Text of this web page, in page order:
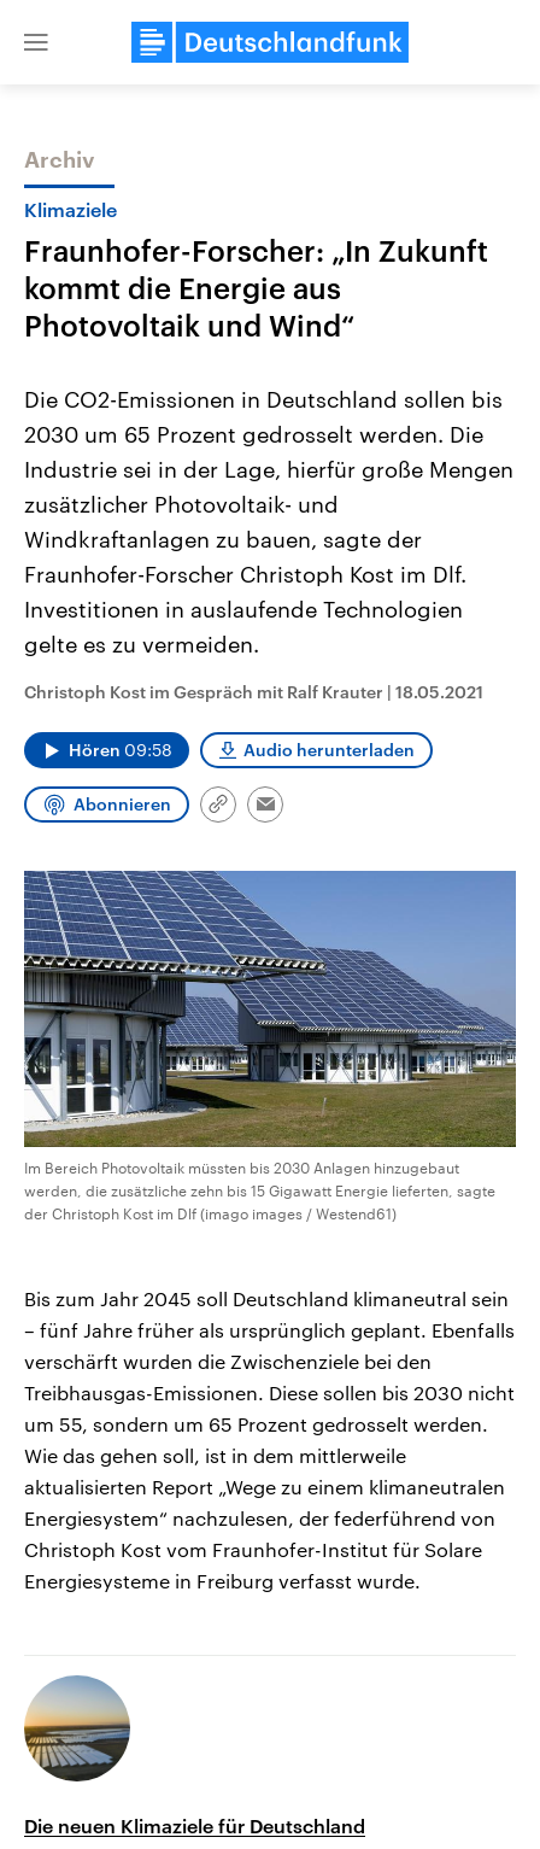
Close
Themen
2026
Alle Informationen
Sachsen-Anhalt wählt am 6.
September 2026 einen neuen
Landtag. Seit 2021 wird das
Bundesland von einer Koalition aus
CDU, SPD und FDP regiert.-
Umfragen, Prognosen,
und Hintergründe zu den Parteien
und Kandidaten der anstehenden
Wahl.
Aktuelle Beiträge,
Hintergründe
Wirtschaftlich und
gehören die Vereinigten
den mächtigsten Ländern
mit großem Einfluss auf
aktuelle Weltgeschehen.
Sendungen Programm Podcasts
Archiv
Klimaziele
Fraunhofer-Forscher: „In Zukunft
kommt die Energie aus
Photovoltaik und Wind“
Die CO2-Emissionen in Deutschland sollen bis
2030 um 65 Prozent gedrosselt werden. Die
Industrie sei in der Lage, hierfür große Mengen
zusätzlicher Photovoltaik- und
Windkraftanlagen zu bauen, sagte der
Fraunhofer-Forscher Christoph Kost im Dlf.
Investitionen in auslaufende Technologien
gelte es zu vermeiden.
Christoph Kost im Gespräch mit Ralf Krauter | 18.05.2021
Hören 09:58 Audio herunterladen
Abonnieren
Link
Email
Im Bereich Photovoltaik müssten bis 2030 Anlagen hinzugebaut
werden, die zusätzliche zehn bis 15 Gigawatt Energie lieferten, sagte
der Christoph Kost im Dlf (imago images / Westend61)
Bis zum Jahr 2045 soll Deutschland klimaneutral sein
– fünf Jahre früher als ursprünglich geplant. Ebenfalls
verschärft wurden die Zwischenziele bei den
Treibhausgas-Emissionen. Diese sollen bis 2030 nicht
um 55, sondern um 65 Prozent gedrosselt werden.
Wie das gehen soll, ist in dem mittlerweile
aktualisierten Report „Wege zu einem klimaneutralen
Energiesystem“ nachzulesen, der federführend von
Christoph Kost vom Fraunhofer-Institut für Solare
Energiesysteme in Freiburg verfasst wurde.
Die neuen Klimaziele für Deutschland